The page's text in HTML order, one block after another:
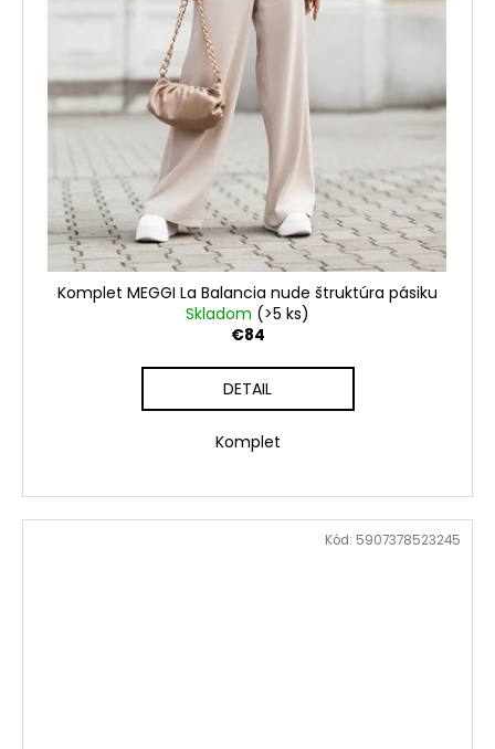
Komplet MEGGI La Balancia nude štruktúra pásiku
Skladom (>5 ks)
€84
DETAIL
Komplet
Kód: 5907378523245